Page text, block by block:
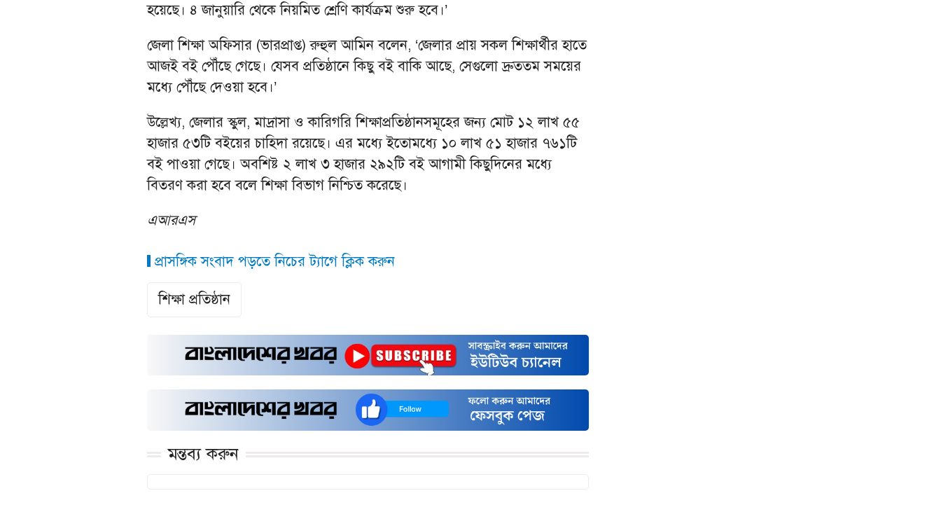
হয়েছে। ৪ জানুয়ারি থেকে নিয়মিত শ্রেণি কার্যক্রম শুরু হবে।’
জেলা শিক্ষা অফিসার (ভারপ্রাপ্ত) রুহুল আমিন বলেন, ‘জেলার প্রায় সকল শিক্ষার্থীর হাতে
আজই বই পৌঁছে গেছে। যেসব প্রতিষ্ঠানে কিছু বই বাকি আছে, সেগুলো দ্রুততম সময়ের
মধ্যে পৌঁছে দেওয়া হবে।’
উল্লেখ্য, জেলার স্কুল, মাদ্রাসা ও কারিগরি শিক্ষাপ্রতিষ্ঠানসমূহের জন্য মোট ১২ লাখ ৫৫
হাজার ৫৩টি বইয়ের চাহিদা রয়েছে। এর মধ্যে ইতোমধ্যে ১০ লাখ ৫১ হাজার ৭৬১টি
বই পাওয়া গেছে। অবশিষ্ট ২ লাখ ৩ হাজার ২৯২টি বই আগামী কিছুদিনের মধ্যে
বিতরণ করা হবে বলে শিক্ষা বিভাগ নিশ্চিত করেছে।
এআরএস
প্রাসঙ্গিক সংবাদ পড়তে নিচের ট্যাগে ক্লিক করুন
শিক্ষা প্রতিষ্ঠান
মন্তব্য করুন